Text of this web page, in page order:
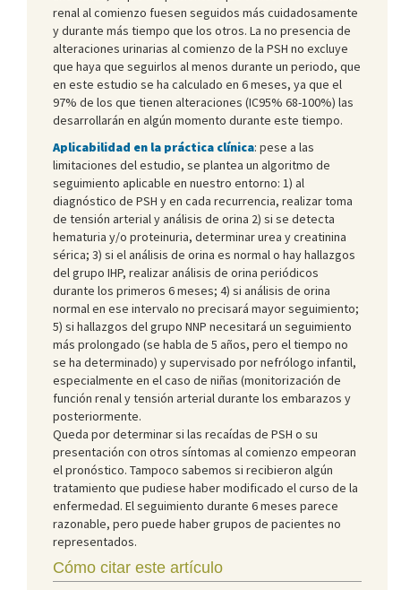
renal al comienzo fuesen seguidos más cuidadosamente
y durante más tiempo que los otros. La no presencia de
alteraciones urinarias al comienzo de la PSH no excluye
que haya que seguirlos al menos durante un periodo, que
en este estudio se ha calculado en 6 meses, ya que el
97% de los que tienen alteraciones (IC95% 68-100%) las
desarrollarán en algún momento durante este tiempo.
Aplicabilidad en la práctica clínica: pese a las
limitaciones del estudio, se plantea un algoritmo de
seguimiento aplicable en nuestro entorno: 1) al
diagnóstico de PSH y en cada recurrencia, realizar toma
de tensión arterial y análisis de orina 2) si se detecta
hematuria y/o proteinuria, determinar urea y creatinina
sérica; 3) si el análisis de orina es normal o hay hallazgos
del grupo IHP, realizar análisis de orina periódicos
durante los primeros 6 meses; 4) si análisis de orina
normal en ese intervalo no precisará mayor seguimiento;
5) si hallazgos del grupo NNP necesitará un seguimiento
más prolongado (se habla de 5 años, pero el tiempo no
se ha determinado) y supervisado por nefrólogo infantil,
especialmente en el caso de niñas (monitorización de
función renal y tensión arterial durante los embarazos y
posteriormente.
Queda por determinar si las recaídas de PSH o su
presentación con otros síntomas al comienzo empeoran
el pronóstico. Tampoco sabemos si recibieron algún
tratamiento que pudiese haber modificado el curso de la
enfermedad. El seguimiento durante 6 meses parece
razonable, pero puede haber grupos de pacientes no
representados.
Cómo citar este artículo